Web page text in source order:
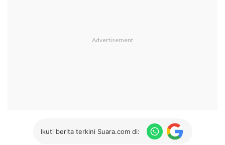
Ikuti berita terkini Suara.com di: